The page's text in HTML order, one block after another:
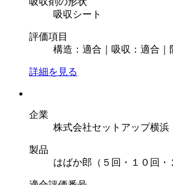
吸収シート
評価項目
構造：適合｜吸収：適合
詳細を見る
企業
株式会社セットアップ横浜
製品
はばか郎（５回・１０回・